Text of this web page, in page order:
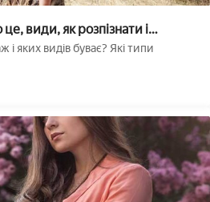
види, як розпізнати і
яких видів буває? Які типи